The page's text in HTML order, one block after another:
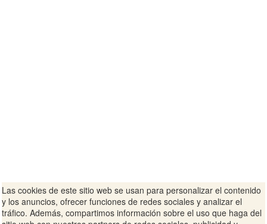
Las cookies de este sitio web se usan para personalizar el contenido
y los anuncios, ofrecer funciones de redes sociales y analizar el
tráfico. Además, compartimos información sobre el uso que haga del